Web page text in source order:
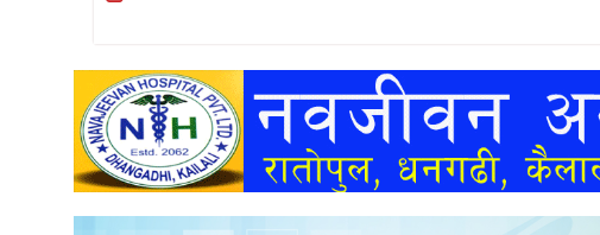
अन्तराष्ट्रिय
अन्तर्वार्ता
खेलकुद